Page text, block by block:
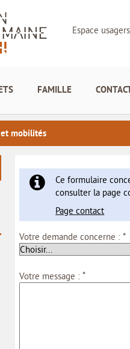
Espace
FAMILLE
et mobilités
Ce formulaire
consulter la page
Page contact
Votre demande concerne : *
Votre message : *